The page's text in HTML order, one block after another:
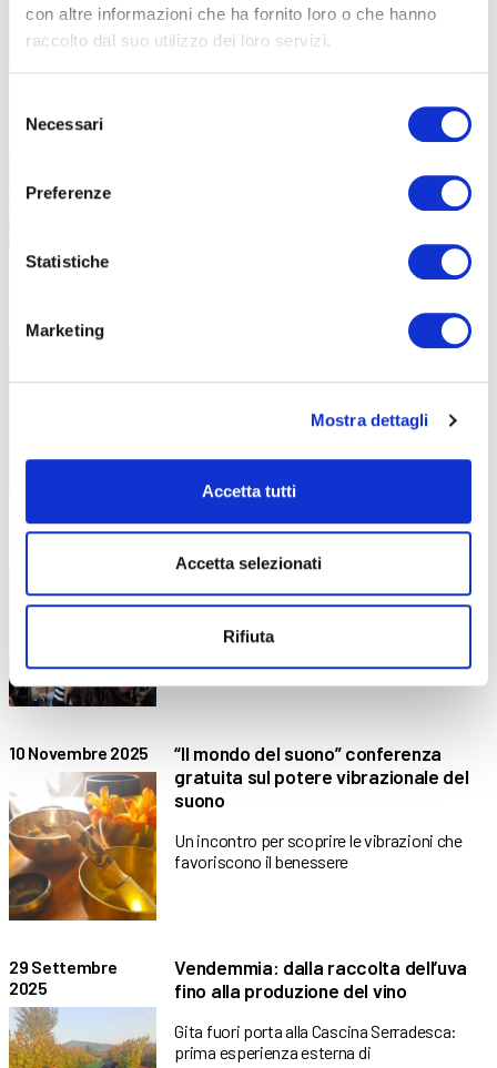
con altre informazioni che ha fornito loro o che hanno
raccolto dal suo utilizzo dei loro servizi.
delNecessari
Preferenze
Statistiche
Marketing
Mostra dettagli
Accetta tutti
Accetta selezionati
Rifiuta
24 Febbraio 2026
Job Day Valli Brembana e Imagna:
opportunità nel settore turistico
Un’intera giornata dedicata a colloqui,
imprese e nuove possibilità professionali
3 Febbraio 2026
Un gesto di solidarietà a tutela della
21 Novembre 2025
Prevenzione dei tumori femminili:
l’impegno di ABF
In collaborazione con l’Associazione Cuore
di Donna ABF organizza, come
10 Novembre 2025
“Il mondo del suono” conferenza
gratuita sul potere vibrazionale del
suono
Un incontro per scoprire le vibrazioni che
favoriscono il benessere
29 Settembre
2025
Vendemmia: dalla raccolta dell’uva
fino alla produzione del vino
Gita fuori porta alla Cascina Serradesca:
prima esperienza esterna di